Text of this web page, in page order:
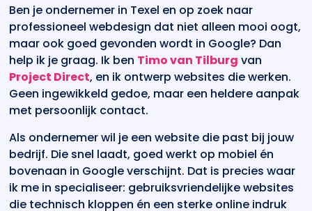
Ben je ondernemer in Texel en op zoek naar
professioneel webdesign dat niet alleen mooi oogt,
maar ook goed gevonden wordt in Google? Dan
help ik je graag. Ik ben Timo van Tilburg van
Project Direct, en ik ontwerp websites die werken.
Geen ingewikkeld gedoe, maar een heldere aanpak
met persoonlijk contact.
Als ondernemer wil je een website die past bij jouw
bedrijf. Die snel laadt, goed werkt op mobiel én
bovenaan in Google verschijnt. Dat is precies waar
ik me in specialiseer: gebruiksvriendelijke websites
die technisch kloppen én een sterke online indruk